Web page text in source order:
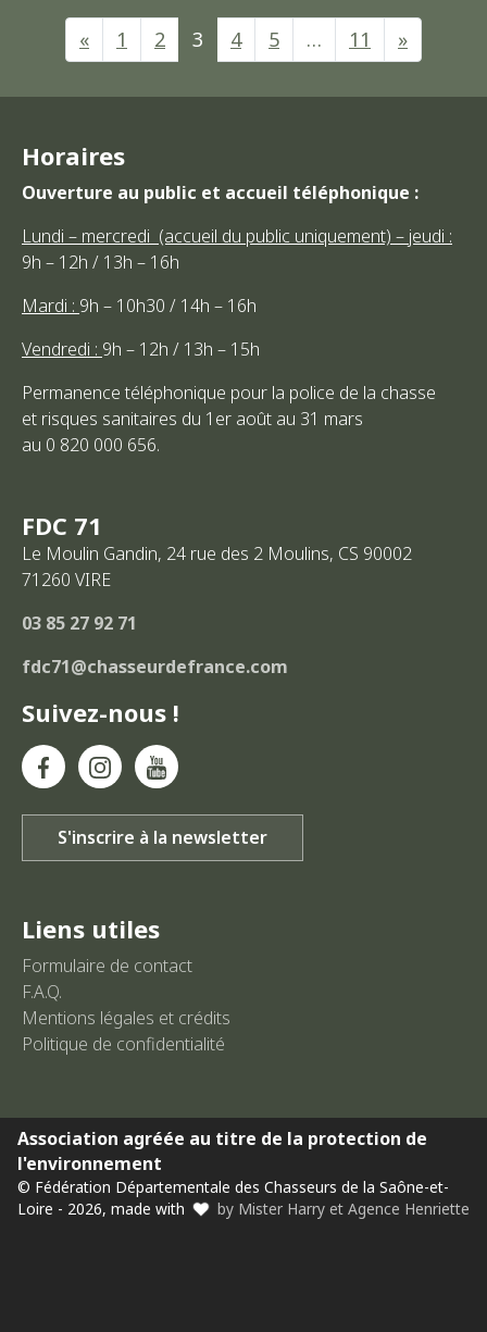
NAVIGATION
« 1 2 3 4 5 … 11 »
FDC 71
Le Moulin Gandin, 24 rue des 2 Moulins, CS 90002
71260 VIRE
03 85 27 92 71
fdc71@chasseurdefrance.com
Suivez-nous !
Horaires
Ouverture au public et accueil téléphonique :
Lundi – mercredi (accueil du public uniquement) – jeudi :
9h – 12h / 13h – 16h
Mardi : 9h – 10h30 / 14h – 16h
Vendredi : 9h – 12h / 13h – 15h
Permanence téléphonique pour la police de la chasse
et risques sanitaires du 1er août au 31 mars
au 0 820 000 656.
Liens utiles
Formulaire de contact
F.A.Q.
Mentions légales et crédits
Politique de confidentialité
Association agréée au titre de la protection de
l'environnement
© Fédération Départementale des Chasseurs de la Saône-et-
Loire - 2026, made with
by Mister Harry et Agence Henriette